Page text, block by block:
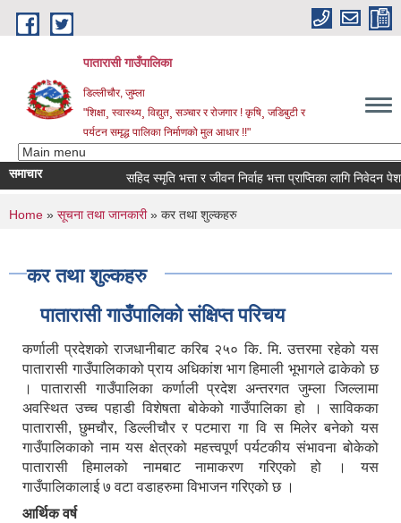
Skip to main content
पातारासी गाउँपालिका
डिल्लीचौर, जुम्ला
"शिक्षा¸ स्वास्थ्य¸ विद्युत¸ सञ्चार र रोजगार ! कृषि¸ जडिबुटी र
पर्यटन समृद्ध पालिका निर्माणको मुल आधार !!"
समाचार सहिद स्मृति भत्ता र जीवन निर्वाह भत्ता प्राप्तिका लागि निवेदन पेश
You are here
Home » सूचना तथा जानकारी» कर तथा शुल्कहरु
कर तथा शुल्कहरु
पातारासी गाउँपालिको संक्षिप्त परिचय
कर्णाली प्रदेशको राजधानीबाट करिब २५० कि. मि. उत्तरमा रहेको यस
पातारासी गाउँपालिकाको प्राय अधिकांश भाग हिमाली भूभागले ढाकेको छ
। पातारासी गाउँपालिका कर्णाली प्रदेश अन्तरगत जुम्ला जिल्लामा
अवस्थित उच्च पहाडी विशेषता बोकेको गाउँपालिका हो । साविकका
पातारासी, छुमचौर, डिल्लीचौर र पटमारा गा वि स मिलेर बनेको यस
गाउँपालिकाको नाम यस क्षेत्रको महत्त्वपूर्ण पर्यटकीय संभावना बोकेको
पातारासी हिमालको नामबाट नामाकरण गरिएको हो । यस
गाउँपालिकालाई ७ वटा वडाहरुमा विभाजन गरिएको छ ।
आर्थिक वर्ष